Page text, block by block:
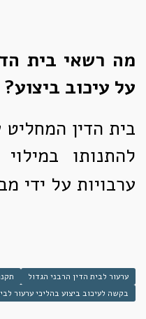
מה רשאי בית
על עיכוב ביצוע?
בית הדין המחליט
להתנותו
ערבויות על ידי
ערעור לבית הדין הרבני הגדול
בקשה לעיכוב ביצוע בהליכי ערעור